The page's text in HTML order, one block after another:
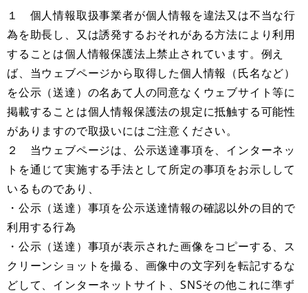
１ 個人情報取扱事業者が個人情報を違法又は不当な行
為を助長し、又は誘発するおそれがある方法により利用
することは個人情報保護法上禁止されています。例え
ば、当ウェブページから取得した個人情報（氏名など）
を公示（送達）の名あて人の同意なくウェブサイト等に
掲載することは個人情報保護法の規定に抵触する可能性
がありますので取扱いにはご注意ください。
２ 当ウェブページは、公示送達事項を、インターネッ
トを通じて実施する手法として所定の事項をお示しして
いるものであり、
・公示（送達）事項を公示送達情報の確認以外の目的で
利用する行為
・公示（送達）事項が表示された画像をコピーする、ス
クリーンショットを撮る、画像中の文字列を転記するな
どして、インターネットサイト、SNSその他これに準ず